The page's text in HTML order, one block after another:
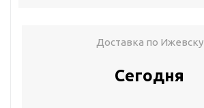
Доставка по Ижевску
Сегодня